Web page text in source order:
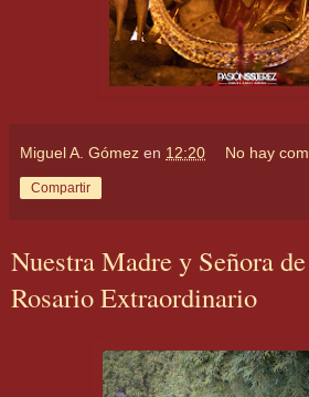
Miguel A. Gómez en 12:20 No hay
Compartir
Nuestra Madre y Señora
Rosario Extraordinario